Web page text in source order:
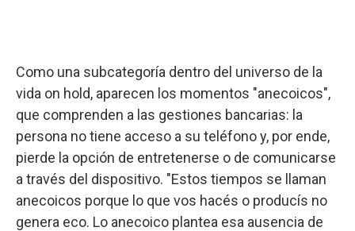
Como una subcategoría dentro del universo de la
vida on hold, aparecen los momentos "anecoicos",
que comprenden a las gestiones bancarias: la
persona no tiene acceso a su teléfono y, por ende,
pierde la opción de entretenerse o de comunicarse
a través del dispositivo. "Estos tiempos se llaman
anecoicos porque lo que vos hacés o producís no
genera eco. Lo anecoico plantea esa ausencia de